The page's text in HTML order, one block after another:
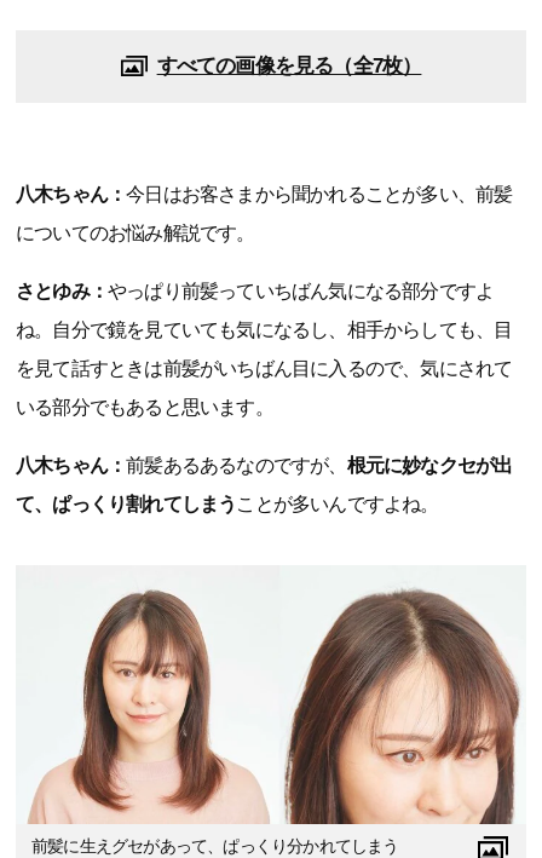
すべての画像を見る（全7枚）
八木ちゃん：今日はお客さまから聞かれることが多い、前髪
についてのお悩み解説です。
さとゆみ： やっぱり前髪っていちばん気になる部分ですよ
ね。自分で鏡を見ていても気になるし、相手からしても、目
を見て話すときは前髪がいちばん目に入るので、気にされて
いる部分でもあると思います。
八木ちゃん：前髪あるあるなのですが、 根元に妙なクセが出
て、ぱっくり割れてしまう ことが多いんですよね。
前髪に生えグセがあって、ぱっくり分かれてしまう